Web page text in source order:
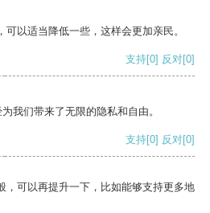
以适当降低一些，这样会更加亲民。
支持[0] 反对[0]
我们带来了无限的隐私和自由。
支持[0] 反对[0]
，可以再提升一下，比如能够支持更多地